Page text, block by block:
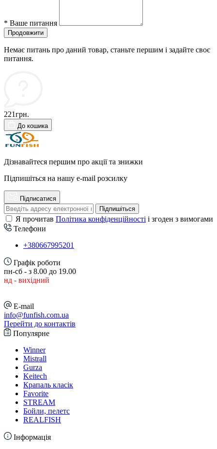
* Ваше питання
Продовжити
Немає питань про даний товар, станьте першим і задайте своє
питання.
221грн.
До кошика
Дізнавайтеся першим про акції та знижки
Підпишіться на нашу e-mail розсилку
Підписатися
Підпишіться
Я прочитав Політика конфіденційності і згоден з вимогами
Телефони
+380667995201
Графік роботи
пн-сб - з 8.00 до 19.00
нд - вихідний
E-mail
info@funfish.com.ua
Перейти до контактів
Популярне
Winner
Mistrall
Gurza
Keitech
Крапаль класік
Favorite
STREAM
Бойли, пелетс
REALFISH
Інформація